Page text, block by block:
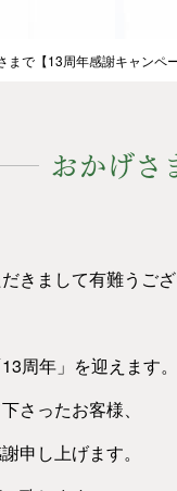
まで【13周年感謝キャンペ
おかげさ
きまして有難うござ
周年」を迎えます。
さったお客様、
申し上げます。